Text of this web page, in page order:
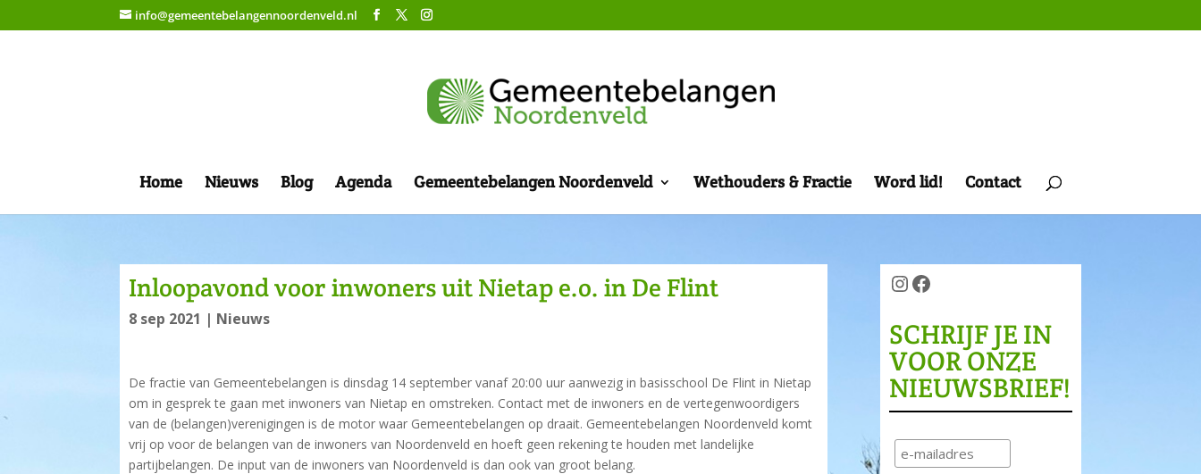
info@gemeentebelangennoordenveld.nl
Home Nieuws Blog Agenda Gemeentebelangen Noordenveld Wethouders & Fractie Word lid! Contact
Inloopavond voor inwoners uit Nietap e.o. in De Flint
8 sep 2021 | Nieuws
De fractie van Gemeentebelangen is dinsdag 14 september vanaf 20:00 uur aanwezig in basisschool De Flint in Nietap
om in gesprek te gaan met inwoners van Nietap en omstreken. Contact met de inwoners en de vertegenwoordigers
van de (belangen)verenigingen is de motor waar Gemeentebelangen op draait. Gemeentebelangen Noordenveld komt
vrij op voor de belangen van de inwoners van Noordenveld en hoeft geen rekening te houden met landelijke
partijbelangen. De input van de inwoners van Noordenveld is dan ook van groot belang.
Instagram
Facebook
SCHRIJF JE IN
VOOR ONZE
NIEUWSBRIEF!